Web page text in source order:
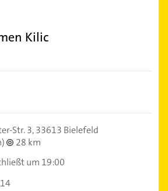
Kilic
Str. 3,33613 Bielefeld
28 km
um 19:00